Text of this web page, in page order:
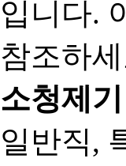
소청제
일반직,